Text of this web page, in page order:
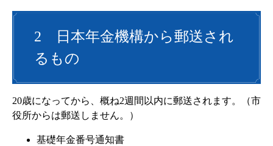
2 日本年金機構から郵送され
るもの
20歳になってから、概ね2週間以内に郵送されます。（市
役所からは郵送しません。）
基礎年金番号通知書